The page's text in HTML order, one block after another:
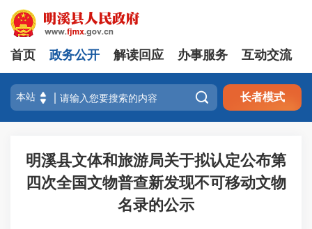
首页 政务公开 解读回应 办事服务 互动交流
 长者模式
明溪县文体和旅游局关于拟认定公布第
四次全国文物普查新发现不可移动文物
名录的公示